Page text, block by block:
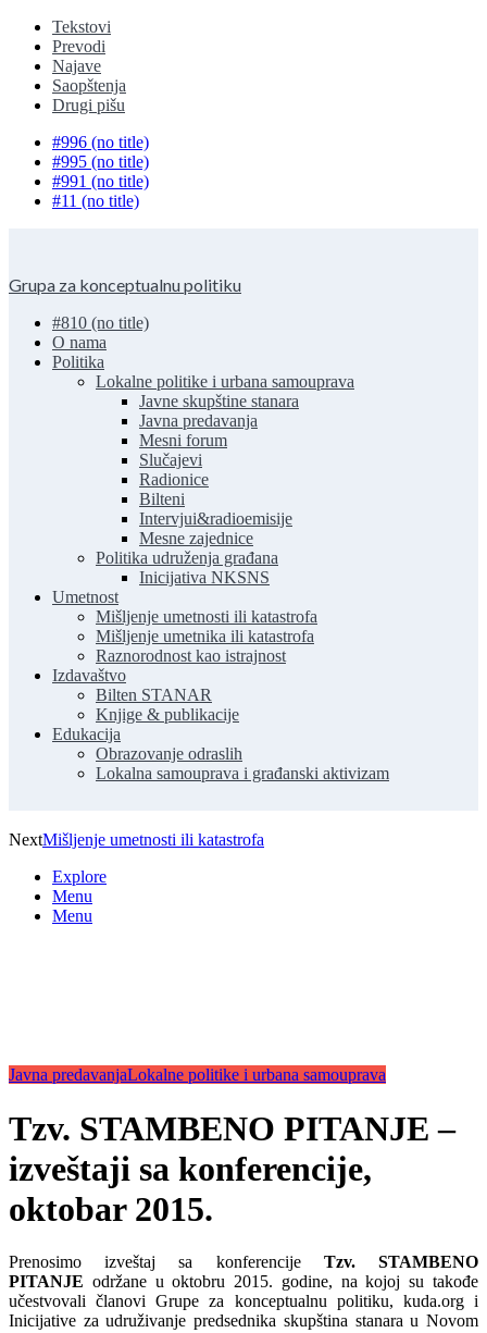
Tekstovi
Prevodi
Najave
Saopštenja
Drugi pišu
#996 (no title)
#995 (no title)
#991 (no title)
#11 (no title)
Grupa za konceptualnu politiku
#810 (no title)
O nama
Politika
Lokalne politike i urbana samouprava
Javne skupštine stanara
Javna predavanja
Mesni forum
Slučajevi
Radionice
Bilteni
Intervjui&radioemisije
Mesne zajednice
Politika udruženja građana
Inicijativa NKSNS
Umetnost
Mišljenje umetnosti ili katastrofa
Mišljenje umetnika ili katastrofa
Raznorodnost kao istrajnost
Izdavaštvo
Bilten STANAR
Knjige & publikacije
Edukacija
Obrazovanje odraslih
Lokalna samouprava i građanski aktivizam
NextMišljenje umetnosti ili katastrofa
Explore
Menu
Menu
Javna predavanjaLokalne politike i urbana samouprava
Tzv. STAMBENO PITANJE –
izveštaji sa konferencije,
oktobar 2015.
Prenosimo izveštaj sa konferencije Tzv. STAMBENO
PITANJE održane u oktobru 2015. godine, na kojoj su takođe
učestvovali članovi Grupe za konceptualnu politiku, kuda.org i
Inicijative za udruživanje predsednika skupština stanara u Novom